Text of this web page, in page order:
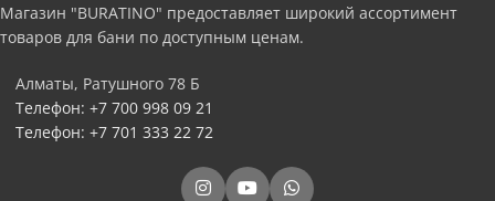
Магазин "BURATINO" предоставляет широкий ассортимент
товаров для бани по доступным ценам.
Алматы, Ратушного 78 Б
Телефон: +7 700 998 09 21
Телефон: +7 701 333 22 72